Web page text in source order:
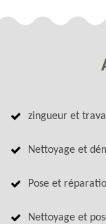
zingueur et
Nettoyage et
Pose et
Nettoyage et